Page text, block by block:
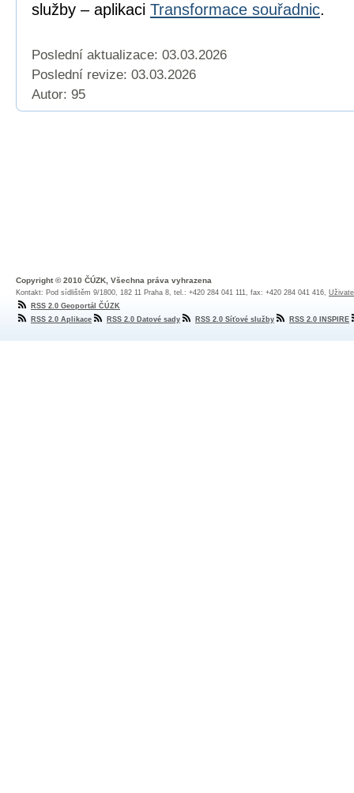
služby – aplikaci Transformace souřadnic.
Poslední aktualizace: 03.03.2026
Poslední revize: 03.03.2026
Autor: 95
Copyright © 2010 ČÚZK, Všechna práva vyhrazena
Kontakt: Pod sídlištěm 9/1800, 182 11 Praha 8, tel.: +420 284 041 111, fax: +420 284 041 416,
RSS 2.0 Geoportál ČÚZK
RSS 2.0 Aplikace
RSS 2.0 Datové sady RSS 2.0 Síťové služby RSS 2.0 INSPIRE